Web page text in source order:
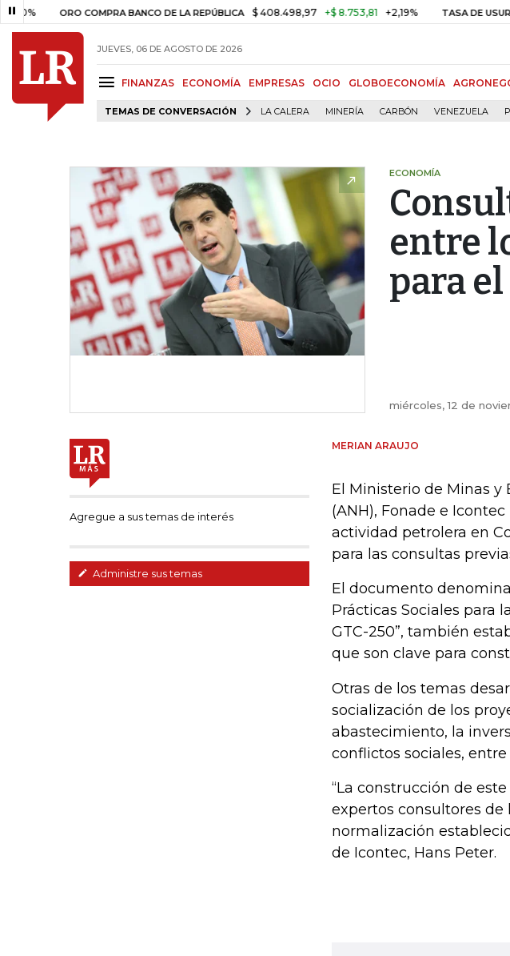
ORO COMPRA BANCO DE LA REPÚBLICA $ 408.498,97 +$ 8.753,81 +2,19% TASA DE USURA
JUEVES, 06 DE AGOSTO DE 2026
FINANZAS ECONOMÍA EMPRESAS OCIO GLOBOECONOMÍA
TEMAS DE CONVERSACIÓN LA CALERA MINERÍA CARBÓN VENEZUELA
ECONOMÍA
entre
para
miércoles, 12 de
Agregue a sus temas de interés
Administre sus temas
MERIAN ARAUJO
El Ministerio de Minas y
(ANH), Fonade e
actividad petrolera en
para las consultas
El documento
Prácticas Sociales para
GTC-250”, también
que son clave para
Otras de los temas
socialización de los
abastecimiento, la
conflictos sociales, entre
“La construcción de
expertos consultores
normalización
de Icontec, Hans Peter.